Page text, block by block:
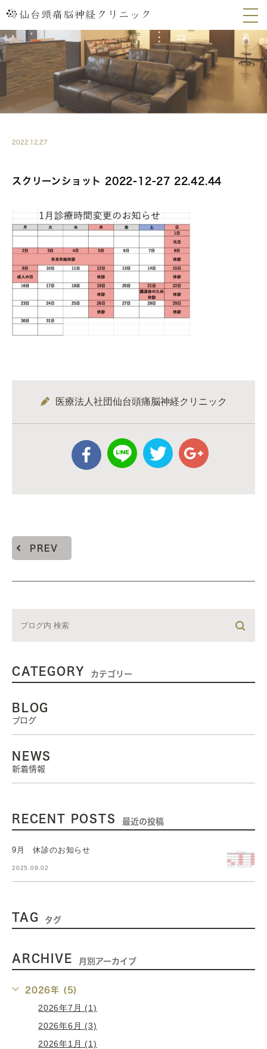
2022.12.27
スクリーンショット 2022-12-27 22.42.44
医療法人社団仙台頭痛脳神経クリニック
PREV
CATEGORY カテゴリー
BLOG
ブログ
NEWS
新着情報
RECENT POSTS 最近の投稿
9月 休診のお知らせ
2025.09.02
TAG タグ
ARCHIVE 月別アーカイブ
2026年 (5)
2026年7月 (1)
2026年6月 (3)
2026年1月 (1)